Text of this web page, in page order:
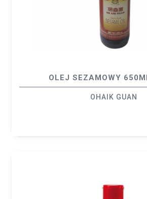
OLEJ SEZAMOWY
OHAIK GUAN